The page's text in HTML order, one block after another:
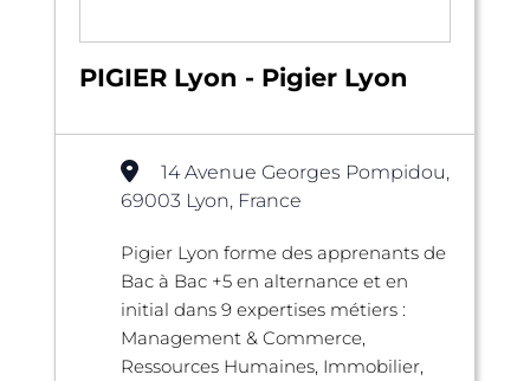
PIGIER Lyon - Pigier Lyon
14 Avenue Georges Pompidou,
69003 Lyon, France
Pigier Lyon forme des apprenants de
Bac à Bac +5 en alternance et en
initial dans 9 expertises métiers :
Management & Commerce,
Ressources Humaines, Immobilier,